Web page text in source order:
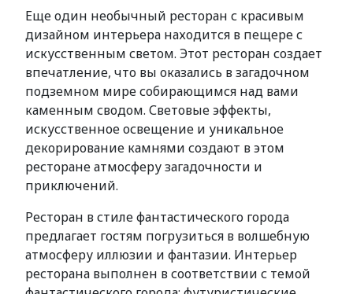
Еще один необычный ресторан с красивым
дизайном интерьера находится в пещере с
искусственным светом. Этот ресторан создает
впечатление, что вы оказались в загадочном
подземном мире собирающимся над вами
каменным сводом. Световые эффекты,
искусственное освещение и уникальное
декорирование камнями создают в этом
ресторане атмосферу загадочности и
приключений.
Ресторан в стиле фантастического города
предлагает гостям погрузиться в волшебную
атмосферу иллюзии и фантазии. Интерьер
ресторана выполнен в соответствии с темой